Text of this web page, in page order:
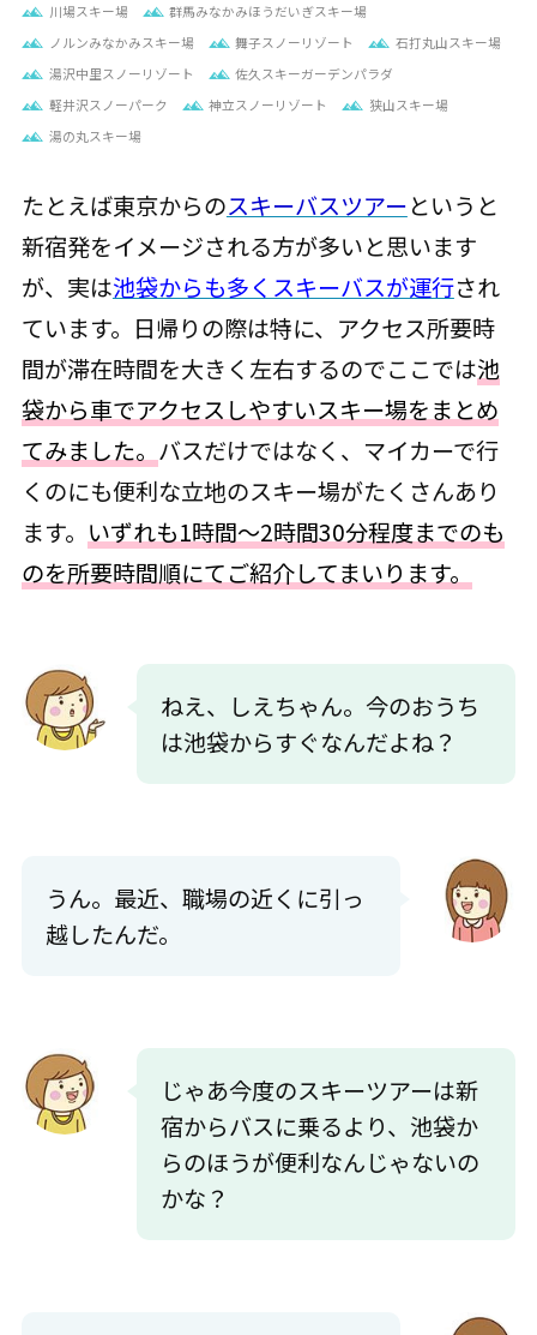
川場スキー場
群馬みなかみほうだいぎスキー場
ノルンみなかみスキー場
舞子スノーリゾート
石打丸山スキー場
湯沢中里スノーリゾート
佐久スキーガーデンパラダ
軽井沢スノーパーク
神立スノーリゾート
狭山スキー場
湯の丸スキー場
たとえば東京からのスキーバスツアーというと
新宿発をイメージされる方が多いと思います
が、実は池袋からも多くスキーバスが運行され
ています。日帰りの際は特に、アクセス所要時
間が滞在時間を大きく左右するのでここでは池
袋から車でアクセスしやすいスキー場をまとめ
てみました。 バスだけではなく、マイカーで行
くのにも便利な立地のスキー場がたくさんあり
ます。 いずれも1時間～2時間30分程度までのも
のを所要時間順にてご紹介してまいります。
ねえ、しえちゃん。今のおうち
は池袋からすぐなんだよね？
うん。最近、職場の近くに引っ
越したんだ。
じゃあ今度のスキーツアーは新
宿からバスに乗るより、池袋か
らのほうが便利なんじゃないの
かな？